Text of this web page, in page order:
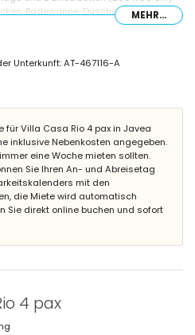
Badewanne, Dusche und WC
Bad/Dusche-Kombination und WC
als 5 Kilometer von der Villa
Javea (weniger als 5
(weniger als 5 Kilometer von der
(weniger als 4 Kilometer von der Villa
(weniger als 100 Kilometer von der
MEHR...
Unterkunft: AT-467116-A
für Villa Casa Rio 4 pax in Javea
inklusive Nebenkosten angegeben.
eine Woche mieten sollten.
Sie Ihren An- und Abreisetag
mit den
die Miete wird automatisch
Sie direkt online buchen und sofort
4 pax